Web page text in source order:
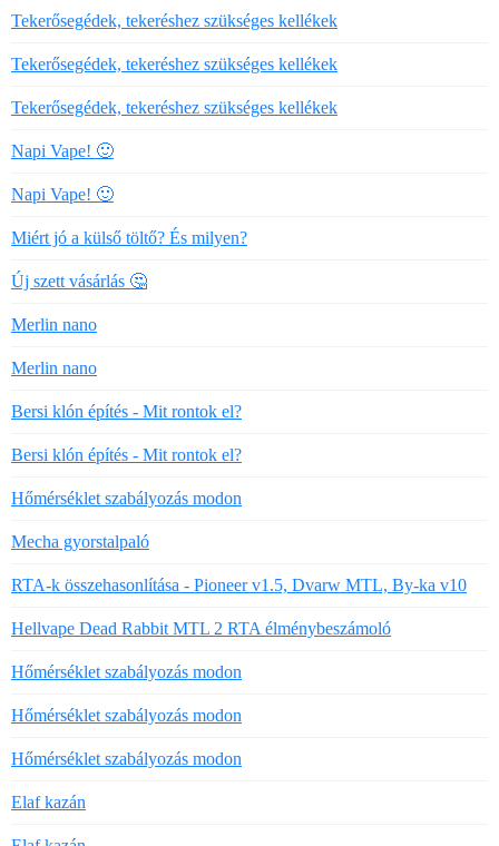
Tekerősegédek, tekeréshez szükséges kellékek
Tekerősegédek, tekeréshez szükséges kellékek
Tekerősegédek, tekeréshez szükséges kellékek
Napi Vape! 🙂
Napi Vape! 🙂
Miért jó a külső töltő? És milyen?
Új szett vásárlás 🤔
Merlin nano
Merlin nano
Bersi klón építés - Mit rontok el?
Bersi klón építés - Mit rontok el?
Hőmérséklet szabályozás modon
Mecha gyorstalpaló
RTA-k összehasonlítása - Pioneer v1.5, Dvarw MTL, By-ka v10
Hellvape Dead Rabbit MTL 2 RTA élménybeszámoló
Hőmérséklet szabályozás modon
Hőmérséklet szabályozás modon
Hőmérséklet szabályozás modon
Elaf kazán